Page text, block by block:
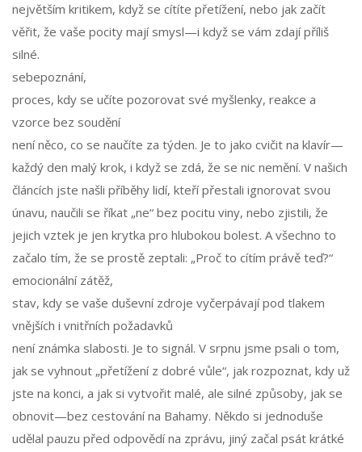
největším kritikem, když se cítíte přetížení, nebo jak začít
věřit, že vaše pocity mají smysl—i když se vám zdají příliš
silné.
sebepoznání,
proces, kdy se učíte pozorovat své myšlenky, reakce a
vzorce bez soudění
není něco, co se naučíte za týden. Je to jako cvičit na klavír—
každý den malý krok, i když se zdá, že se nic nemění. V našich
článcích jste našli příběhy lidí, kteří přestali ignorovat svou
únavu, naučili se říkat „ne“ bez pocitu viny, nebo zjistili, že
jejich vztek je jen krytka pro hlubokou bolest. A všechno to
začalo tím, že se prostě zeptali: „Proč to cítím právě teď?“
emocionální zátěž,
stav, kdy se vaše duševní zdroje vyčerpávají pod tlakem
vnějších i vnitřních požadavků
není známka slabosti. Je to signál. V srpnu jsme psali o tom,
jak se vyhnout „přetížení z dobré vůle“, jak rozpoznat, kdy už
jste na konci, a jak si vytvořit malé, ale silné způsoby, jak se
obnovit—bez cestování na Bahamy. Někdo si jednoduše
udělal pauzu před odpovědí na zprávu, jiný začal psát krátké